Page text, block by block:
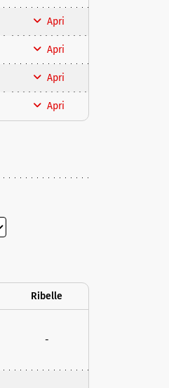
Apri
Apri
Apri
Apri
Ribelle
-